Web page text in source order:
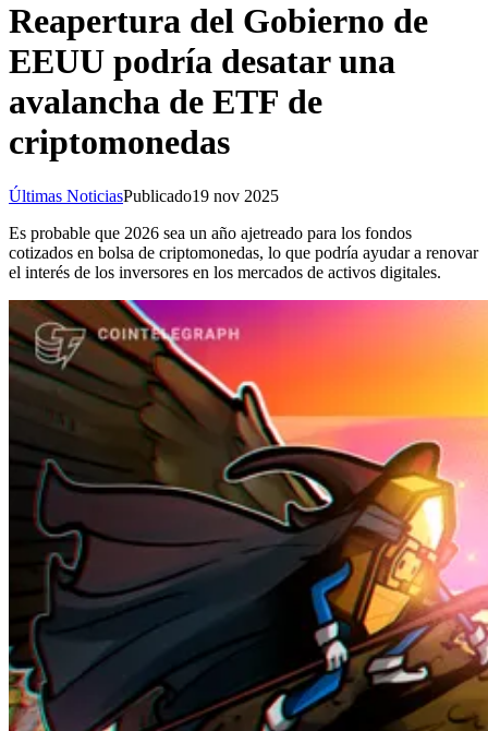
Reapertura del Gobierno de
EEUU podría desatar una
avalancha de ETF de
criptomonedas
Últimas NoticiasPublicado19 nov 2025
Es probable que 2026 sea un año ajetreado para los fondos
cotizados en bolsa de criptomonedas, lo que podría ayudar a renovar
el interés de los inversores en los mercados de activos digitales.